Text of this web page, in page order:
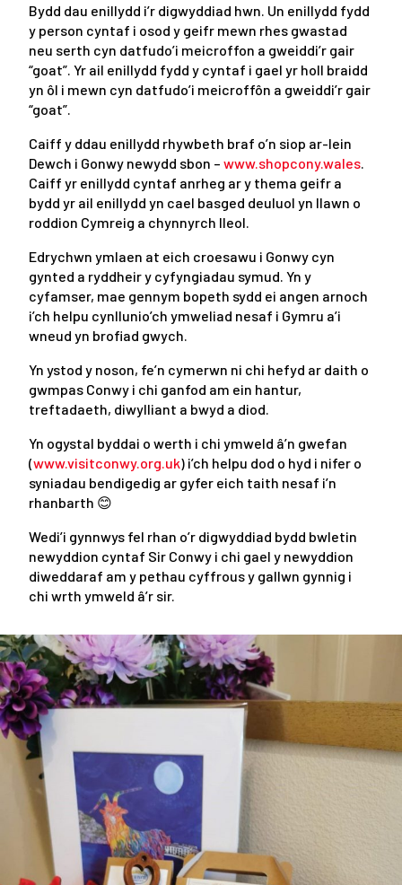
Bydd dau enillydd i’r digwyddiad hwn. Un enillydd fydd
y person cyntaf i osod y geifr mewn rhes gwastad
neu serth cyn datfudo’i meicroffon a gweiddi’r gair
“goat”. Yr ail enillydd fydd y cyntaf i gael yr holl braidd
yn ôl i mewn cyn datfudo’i meicroffôn a gweiddi’r gair
“goat”.
Caiff y ddau enillydd rhywbeth braf o’n siop ar-lein
Dewch i Gonwy newydd sbon – www.shopcony.wales.
Caiff yr enillydd cyntaf anrheg ar y thema geifr a
bydd yr ail enillydd yn cael basged deuluol yn llawn o
roddion Cymreig a chynnyrch lleol.
Edrychwn ymlaen at eich croesawu i Gonwy cyn
gynted a ryddheir y cyfyngiadau symud. Yn y
cyfamser, mae gennym bopeth sydd ei angen arnoch
i’ch helpu cynllunio’ch ymweliad nesaf i Gymru a’i
wneud yn brofiad gwych.
Yn ystod y noson, fe’n cymerwn ni chi hefyd ar daith o
gwmpas Conwy i chi ganfod am ein hantur,
treftadaeth, diwylliant a bwyd a diod.
Yn ogystal byddai o werth i chi ymweld â’n gwefan
(www.visitconwy.org.uk) i’ch helpu dod o hyd i nifer o
syniadau bendigedig ar gyfer eich taith nesaf i’n
rhanbarth 😊
Wedi’i gynnwys fel rhan o’r digwyddiad bydd bwletin
newyddion cyntaf Sir Conwy i chi gael y newyddion
diweddaraf am y pethau cyffrous y gallwn gynnig i
chi wrth ymweld â’r sir.